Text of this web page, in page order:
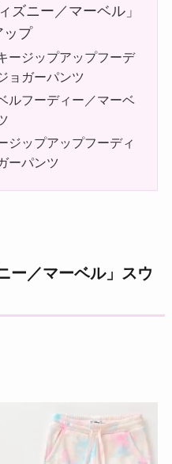
ズニー／マーベル」
ップ
ージップアップフーデ
ョガーパンツ
ルフーディー／マーベ
ジップアップフーディ
ーパンツ
ー／マーベル」スウ